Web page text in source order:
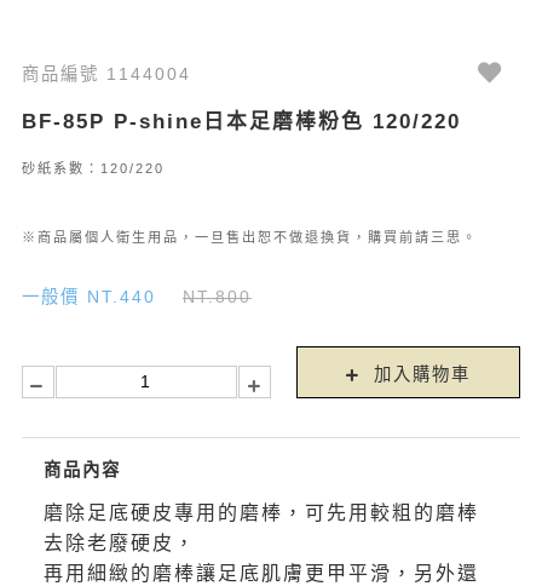
商品編號 1144004
BF-85P P-shine日本足磨棒粉色 120/220
砂紙系數：120/220
※商品屬個人衛生用品，一旦售出恕不做退換貨，購買前請三思。
一般價 NT.440 NT.800
加入購物車
商品內容
磨除足底硬皮專用的磨棒，可先用較粗的磨棒
去除老廢硬皮，
再用細緻的磨棒讓足底肌膚更甲平滑，另外還